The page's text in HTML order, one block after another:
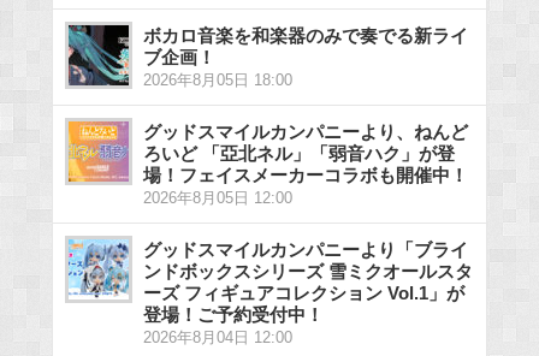
ボカロ音楽を和楽器のみで奏でる新ライ
ブ企画！
2026年8月05日 18:00
グッドスマイルカンパニーより、ねんど
ろいど 「亞北ネル」「弱音ハク」が登
場！フェイスメーカーコラボも開催中！
2026年8月05日 12:00
グッドスマイルカンパニーより「ブライ
ンドボックスシリーズ 雪ミクオールスタ
ーズ フィギュアコレクション Vol.1」が
登場！ご予約受付中！
2026年8月04日 12:00